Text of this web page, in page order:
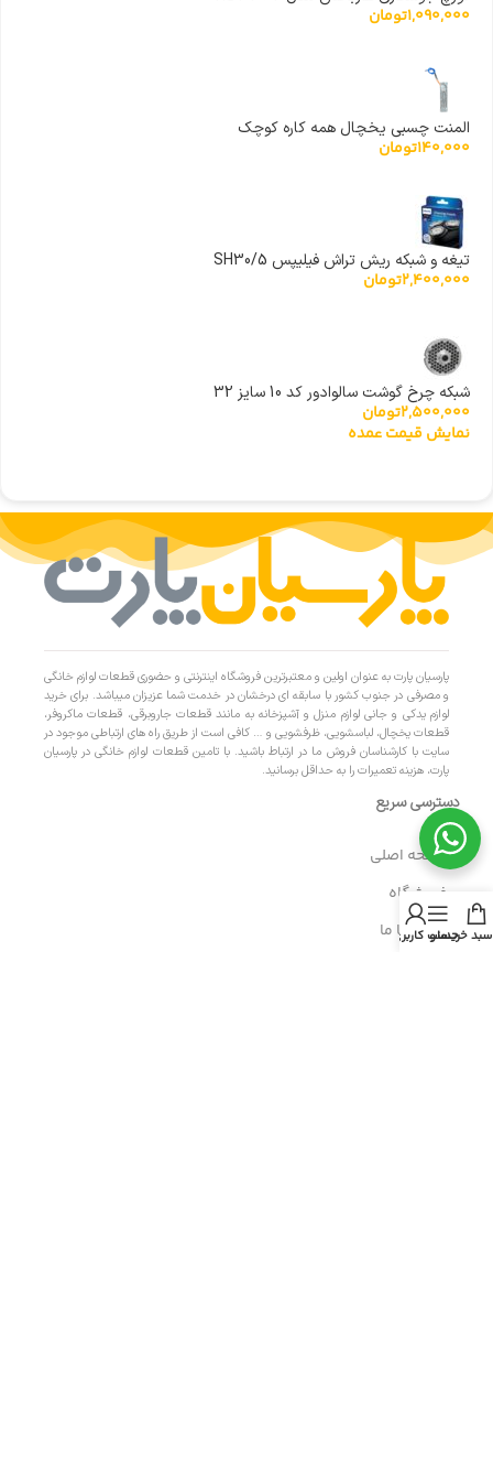
1,090,000تومان
المنت چسبی یخچال همه کاره کوچک
140,000تومان
تیغه و شبکه ریش تراش فیلیپس SH30/5
2,400,000تومان
شبکه چرخ گوشت سالوادور کد 10 سایز 32
2,500,000تومان
نمایش قیمت عمده
پارسیان پارت به عنوان اولین و معتبرترین فروشگاه اینترنتی و حضوری قطعات لوازم خانگی
و مصرفی در جنوب کشور با سابقه ای درخشان در خدمت شما عزیزان میباشد. برای خرید
لوازم یدکی و جانی لوازم منزل و آشپزخانه به مانند قطعات جاروبرقی، قطعات ماکروفر،
قطعات یخچال، لباسشویی، ظرفشویی و … کافی است از طریق راه های ارتباطی موجود در
سایت با کارشناسان فروش ما در ارتباط باشید. با تامین قطعات لوازم خانگی در پارسیان
پارت، هزینه تعمیرات را به حداقل برسانید.
دسترسی سریع
- صفحه اصلی
- فروشگاه
- تماس با ماسبد خریدمنو
حساب کاربری من